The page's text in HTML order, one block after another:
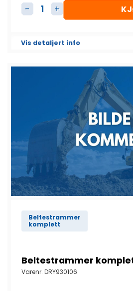
Beltestrammer komplett
Vis detaljert info
Beltestrammer
komplett
Beltestrammer
Varenr. DRY930106